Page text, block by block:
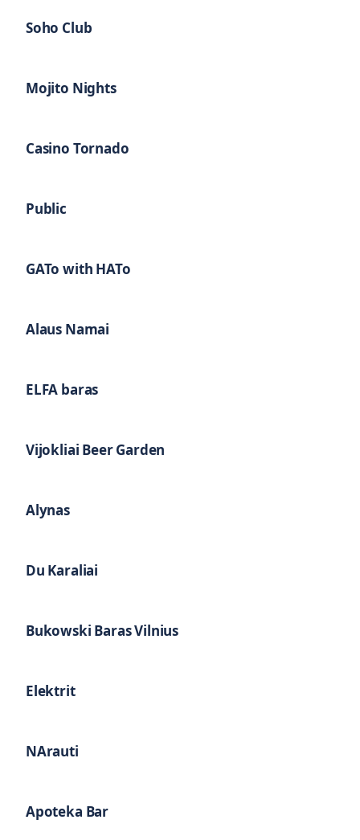
Soho Club
Mojito Nights
Casino Tornado
Public
GATo with HATo
Alaus Namai
ELFA baras
Vijokliai Beer Garden
Alynas
Du Karaliai
Bukowski Baras Vilnius
Elektrit
NArauti
Apoteka Bar